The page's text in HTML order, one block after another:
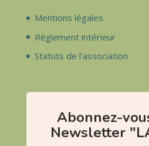
Mentions légales
Règlement intérieur
Statuts de l'association
Abonnez-
Newsletter